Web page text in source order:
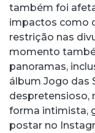
também foi
impactos como
restrição nas
momento
panoramas,
álbum Jogo das
despretensioso,
forma intimista,
postar no